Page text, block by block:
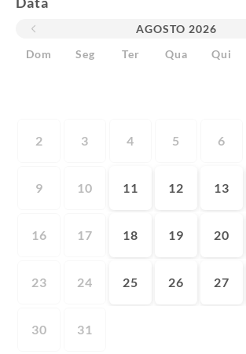
AGOSTO 2026
Dom
Seg Ter Qua Qui
2 3 4 5 6
9 10 11 12 13
16 17 18 19 20
23 24 25 26 27
30 31